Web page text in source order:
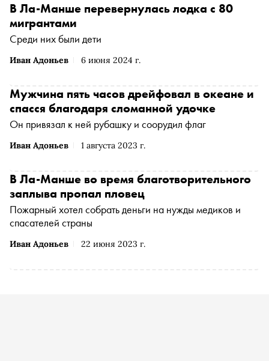
Иван Адоньев 6 июня 2024 г.
В Ла-Манше перевернулась лодка с 80
мигрантами
Среди них были дети
Иван Адоньев 1 августа 2023 г.
Мужчина пять часов дрейфовал в океане и
спасся благодаря сломанной удочке
Он привязал к ней рубашку и соорудил флаг
Иван Адоньев 22 июня 2023 г.
В Ла-Манше во время благотворительного
заплыва пропал пловец
Пожарный хотел собрать деньги на нужды медиков и
спасателей страны